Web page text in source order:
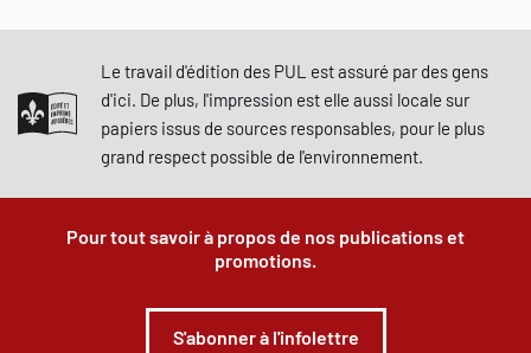
Le travail d'édition des PUL est assuré par des gens
d'ici. De plus, l'impression est elle aussi locale sur
papiers issus de sources responsables, pour le plus
grand respect possible de l'environnement.
Pour tout savoir à propos de nos publications et
promotions.
S'abonner à l'infolettre